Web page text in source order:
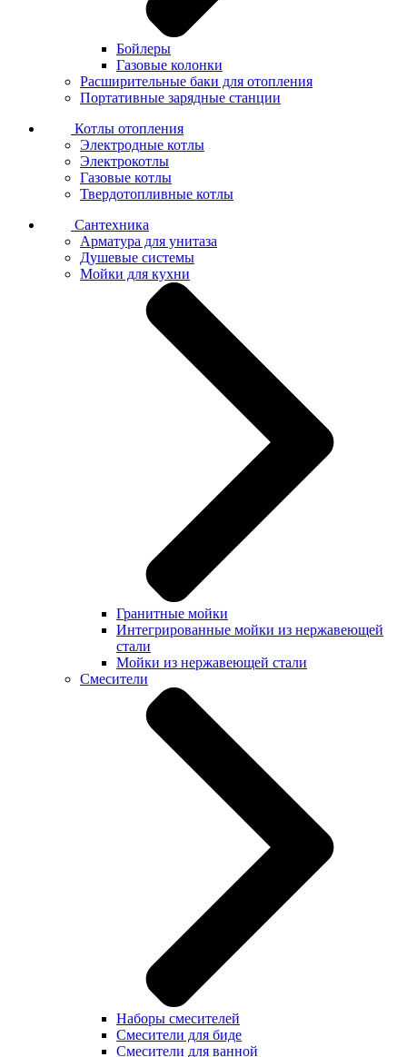
Бойлеры
Газовые колонки
Расширительные баки для отопления
Портативные зарядные станции
Котлы отопления
Электродные котлы
Электрокотлы
Газовые котлы
Твердотопливные котлы
Сантехника
Арматура для унитаза
Душевые системы
Мойки для кухни
Гранитные мойки
Интегрированные мойки из нержавеющей
стали
Мойки из нержавеющей стали
Смесители
Наборы смесителей
Смесители для биде
Смесители для ванной